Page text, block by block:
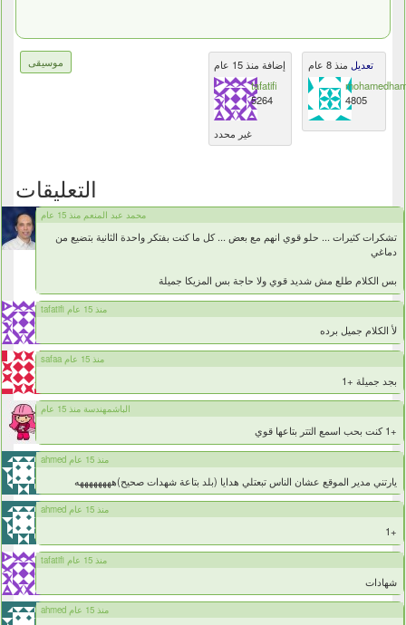
موسيقى
إضافة منذ 15 عام
tafatifi
5264
غير محدد
تعديل منذ 8 عام
4805
التعليقات
محمد عبد المنعم منذ 15 عام
تشكرات كثيرات ... حلو قوي انهم مع بعض ... كل ما كنت بفتكر واحدة الثانية بتضيع من
دماغي
بس الكلام طلع مش شديد قوي ولا حاجة بس المزيكا جميلة
tafatifi منذ 15 عام
لأ الكلام جميل برده
safaa منذ 15 عام
بجد جميلة +1
الباشمهندسة منذ 15 عام
+1 كنت بحب اسمع التتر بتاعها قوي
ahmed منذ 15 عام
يارتني مدير الموقع عشان الناس تبعتلي هدايا (بلد بتاعة شهدات صحيح)ههههههههه
ahmed منذ 15 عام
+1
tafatifi منذ 15 عام
شهادات
ahmed منذ 15 عام